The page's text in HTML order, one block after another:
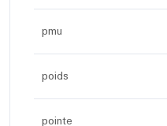
pmu
poids
pointe